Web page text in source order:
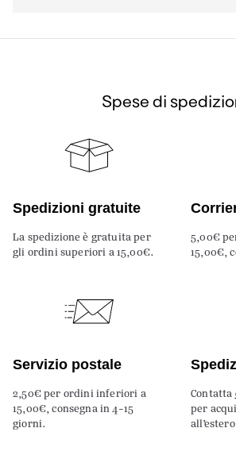
Spese di
Spedizioni gratuite
La spedizione è gratuita per
gli ordini superiori a 15,00€.
5,00€
15,00€,
Servizio postale
2,50€ per ordini inferiori a
15,00€, consegna in 4-15
giorni.
Contatta
per